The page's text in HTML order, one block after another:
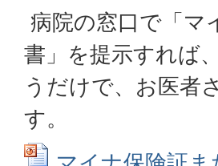
病院の窓口で「マ
書」を提示すれば
うだけで、お医者
す。